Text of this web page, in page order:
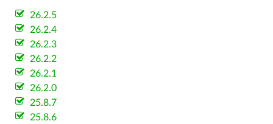
26.2.5
26.2.4
26.2.3
26.2.2
26.2.1
26.2.0
25.8.7
25.8.6